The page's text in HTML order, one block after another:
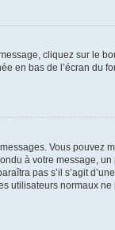
cliquez sur le
en bas de l’écran du
Vous pouvez
à votre message,
pas s’il s’agit
utilisateurs normaux